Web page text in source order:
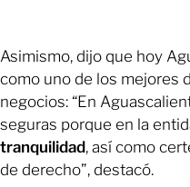
Asimismo, dijo que hoy
como uno de los mejores
negocios: “En
seguras porque en la
tranquilidad, así como
de derecho”, destacó.